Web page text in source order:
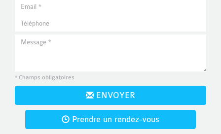
* Champs obligatoires
ENVOYER
Prendre un rendez-vous